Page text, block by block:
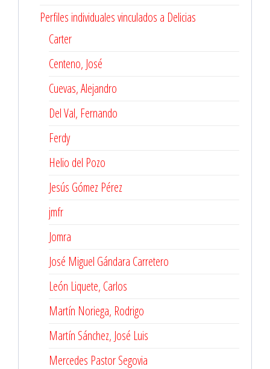
Perfiles individuales vinculados a Delicias
Carter
Centeno, José
Cuevas, Alejandro
Del Val, Fernando
Ferdy
Helio del Pozo
Jesús Gómez Pérez
jmfr
Jomra
José Miguel Gándara Carretero
León Liquete, Carlos
Martín Noriega, Rodrigo
Martín Sánchez, José Luis
Mercedes Pastor Segovia